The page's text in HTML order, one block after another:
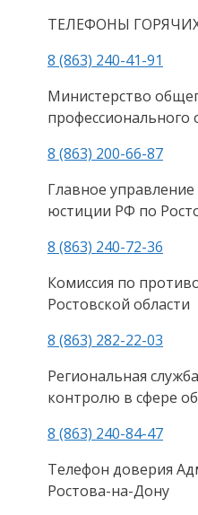
ТЕЛЕФОНЫ
8 (863) 240-41-91
Министерство
профессионального
8 (863) 200-66-87
Главное
юстиции РФ по
8 (863) 240-72-36
Комиссия по
Ростовской области
8 (863) 282-22-03
Региональная
контролю в сфере
8 (863) 240-84-47
Телефон доверия
Ростова-на-Дону